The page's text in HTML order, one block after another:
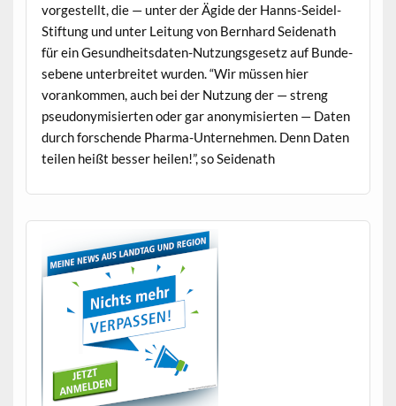
vorgestellt, die — unter der Ägide der Hanns-Sei­del-
Stiftung und unter Leitung von Bern­hard Sei­de­nath
für ein Gesund­heits­dat­en-Nutzungs­ge­setz auf Bun­de­
sebene unter­bre­it­et wur­den. “Wir müssen hier
vorankom­men, auch bei der Nutzung der — streng
pseu­do­nymisierten oder gar anonymisierten — Dat­en
durch forschende Phar­ma-Unternehmen. Denn Dat­en
teilen heißt bess­er heilen!”, so Seidenath